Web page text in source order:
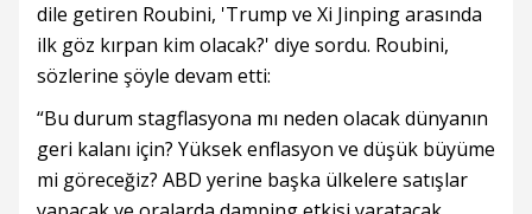
dile getiren Roubini, 'Trump ve Xi Jinping arasında
ilk göz kırpan kim olacak?' diye sordu. Roubini,
sözlerine şöyle devam etti:
“Bu durum stagflasyona mı neden olacak dünyanın
geri kalanı için? Yüksek enflasyon ve düşük büyüme
mi göreceğiz? ABD yerine başka ülkelere satışlar